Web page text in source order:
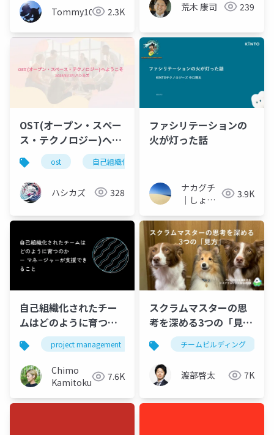
How an Autonomous
Organization
Emerged in Team
Mirai — Self-
Organization
Through Hands-On
Action
Tommy109 2.3K 荒木 康司 239
OST(オープン・スペー
ス・テクノロジー)へよ
うこそost 自己組織化
ハシカズ 328
ファシリテーションの
火が灯った話
ナカグチ
｜しょっ
3.9K
自己組織化されたチー
ムはどのように育つの
か ー マネージャーが支
援できること
project management self-organized teams
Chimo
Kamitokusari 7.6K
スクラムマスターの思
考を深める3つの「見
方」
チームビルディング
渡部啓太 7K